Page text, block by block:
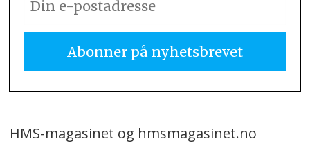
HMS-magasinet og hmsmagasinet.no